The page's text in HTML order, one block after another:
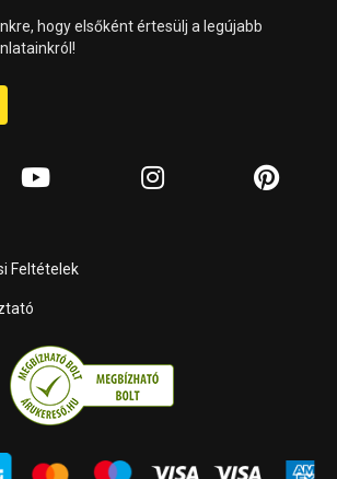
hogy elsőként értesülj a legújabb
Feltételek